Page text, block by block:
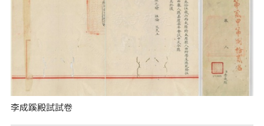
李成蹊殿試試卷